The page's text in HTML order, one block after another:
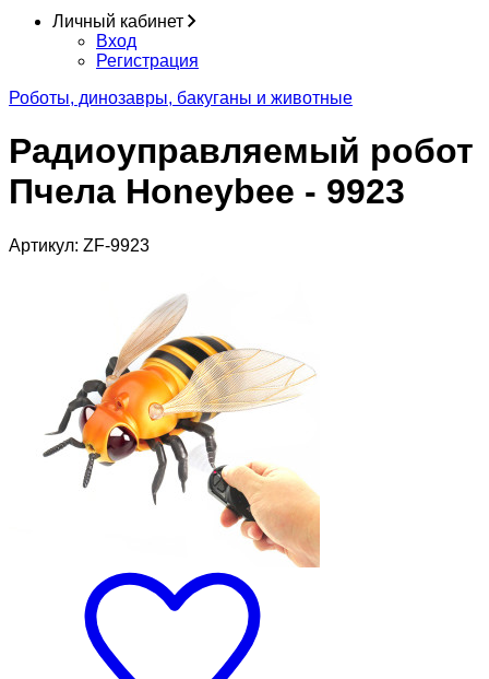
Личный кабинет
Вход
Регистрация
Роботы, динозавры, бакуганы и животные
Радиоуправляемый робот
Пчела Honeybee - 9923
Артикул: ZF-9923